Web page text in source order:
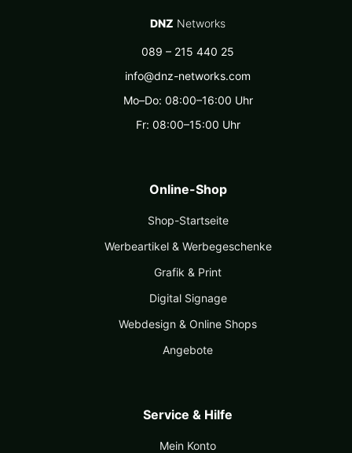
DNZ Networks
089 – 215 440 25
info@dnz-networks.com
Mo–Do: 08:00–16:00 Uhr
Fr: 08:00–15:00 Uhr
Online-Shop
Shop-Startseite
Werbeartikel & Werbegeschenke
Grafik & Print
Digital Signage
Webdesign & Online Shops
Angebote
Service & Hilfe
Mein Konto